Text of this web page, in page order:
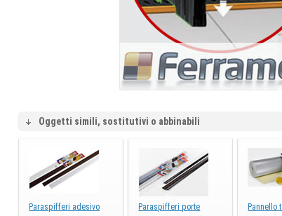
Oggetti simili, sostitutivi o abbinabili
Paraspifferi adesivo
Paraspifferi porte
Pannello